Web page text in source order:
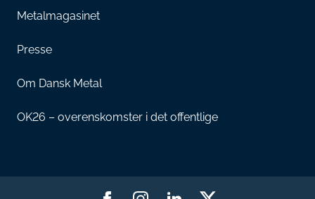
Metalmagasinet
Presse
Om Dansk Metal
OK26 – overenskomster i det offentlige